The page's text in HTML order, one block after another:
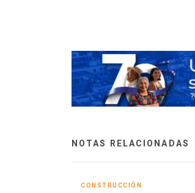
NOTAS RELACIONADAS
CONSTRUCCIÓN